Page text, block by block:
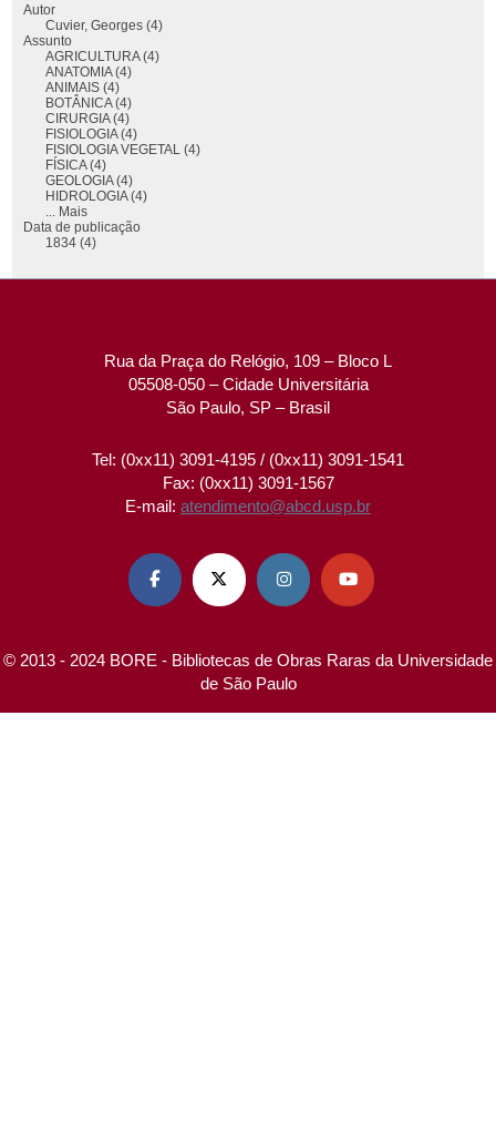
Autor
Cuvier, Georges (4)
Assunto
AGRICULTURA (4)
ANATOMIA (4)
ANIMAIS (4)
BOTÂNICA (4)
CIRURGIA (4)
FISIOLOGIA (4)
FISIOLOGIA VEGETAL (4)
FÍSICA (4)
GEOLOGIA (4)
HIDROLOGIA (4)
... Mais
Data de publicação
1834 (4)
Rua da Praça do Relógio, 109 – Bloco L
05508-050 – Cidade Universitária
São Paulo, SP – Brasil
Tel: (0xx11) 3091-4195 / (0xx11) 3091-1541
Fax: (0xx11) 3091-1567
E-mail: atendimento@abcd.usp.br
   
© 2013 - 2024 BORE - Bibliotecas de Obras Raras da Universidade
de São Paulo